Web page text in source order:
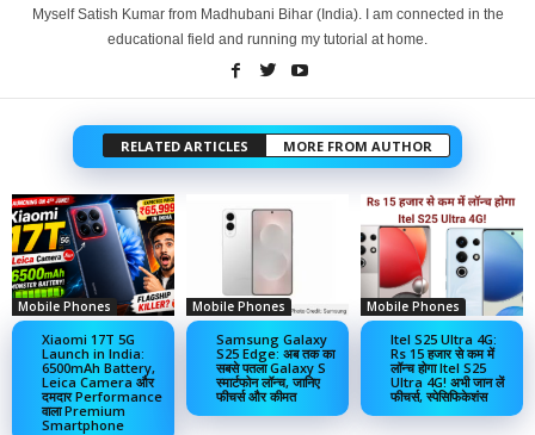
Myself Satish Kumar from Madhubani Bihar (India). I am connected in the
educational field and running my tutorial at home.
RELATED ARTICLES MORE FROM AUTHOR
Mobile Phones
Xiaomi 17T 5G
Launch in India:
6500mAh Battery,
Leica Camera और
दमदार Performance
वाला Premium
Smartphone
Mobile Phones
Samsung Galaxy
S25 Edge: अब तक का
सबसे पतला Galaxy S
स्मार्टफोन लॉन्च, जानिए
फीचर्स और कीमत
Mobile Phones
Itel S25 Ultra 4G:
Rs 15 हजार से कम में
लॉन्‍च होगा Itel S25
Ultra 4G! अभी जान लें
फीचर्स, स्‍पेसिफ‍िकेशंस